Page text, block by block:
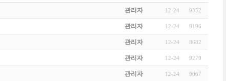
관리자 12-24 9352
관리자 12-24 9196
관리자 12-24 8682
관리자 12-24 9279
관리자 12-24 9067